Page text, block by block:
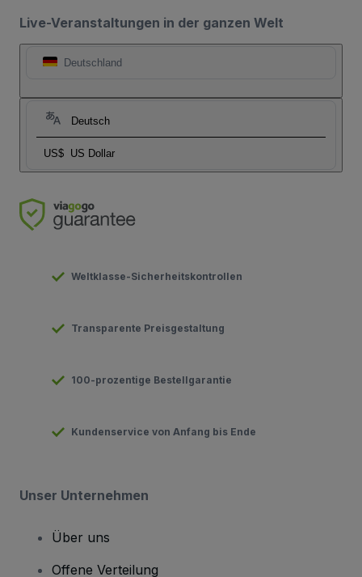
Live-Veranstaltungen in der ganzen Welt
Deutschland
Deutsch
US$ US Dollar
Weltklasse-Sicherheitskontrollen
Transparente Preisgestaltung
100-prozentige Bestellgarantie
Kundenservice von Anfang bis Ende
Unser Unternehmen
Über uns
Offene Verteilung